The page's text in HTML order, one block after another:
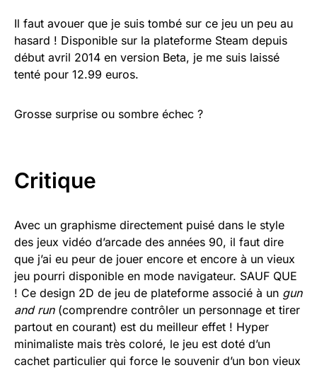
Il faut avouer que je suis tombé sur ce jeu un peu au
hasard ! Disponible sur la plateforme Steam depuis
début avril 2014 en version Beta, je me suis laissé
tenté pour 12.99 euros.
Grosse surprise ou sombre échec ?
Critique
Avec un graphisme directement puisé dans le style
des jeux vidéo d’arcade des années 90, il faut dire
que j’ai eu peur de jouer encore et encore à un vieux
jeu pourri disponible en mode navigateur. SAUF QUE
! Ce design 2D de jeu de plateforme associé à un gun
and run(comprendre contrôler un personnage et tirer
partout en courant) est du meilleur effet ! Hyper
minimaliste mais très coloré, le jeu est doté d’un
cachet particulier qui force le souvenir d’un bon vieux